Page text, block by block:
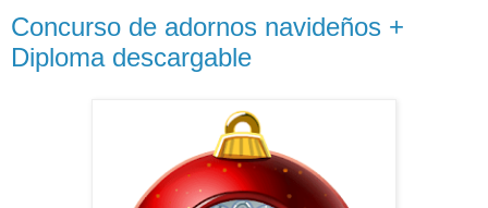
Concurso de adornos navideños +
Diploma descargable